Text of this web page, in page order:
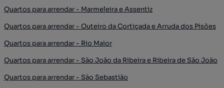
Quartos para arrendar - Marmeleira e Assentiz
Quartos para arrendar - Outeiro da Cortiçada e Arruda dos Pisões
Quartos para arrendar - Rio Maior
Quartos para arrendar - São João da Ribeira e Ribeira de São João
Quartos para arrendar - São Sebastião